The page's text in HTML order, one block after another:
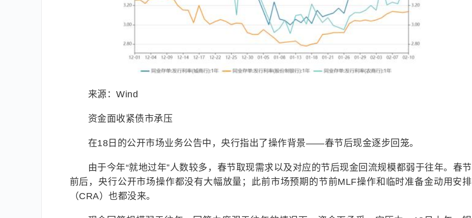
来源：Wind
资金面收紧债市承压
在18日的公开市场业务公告中，央行指出了操作背景——春节后现金逐步回笼。
由于今年“就地过年”人数较多，春节取现需求以及对应的节后现金回流规模都弱于往年。春节
前后，央行公开市场操作都没有大幅放量；此前市场预期的节前MLF操作和临时准备金动用安排
（CRA）也都没来。